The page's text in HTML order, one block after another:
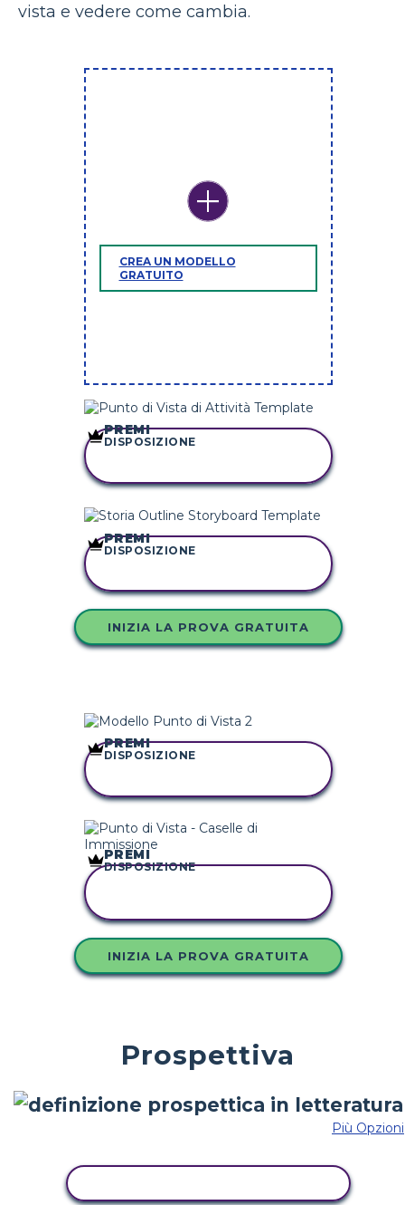
vista e vedere come cambia.
CREA UN MODELLO
GRATUITO
COPIA QUESTO
PREMI
DISPOSIZIONE
COPIA QUESTO
PREMI
DISPOSIZIONE
INIZIA LA PROVA GRATUITA
COPIA QUESTO
PREMI
DISPOSIZIONE
PREMI
DISPOSIZIONE
INIZIA LA PROVA GRATUITA
Prospettiva
Più Opzioni